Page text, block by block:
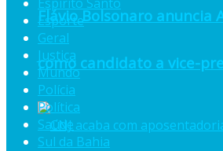
Flávio Bolsonaro anuncia
como candidato a vice-
Esporte
Geral
Justiça
Mundo
Polícia
Política
Saúde
Sul da Bahia